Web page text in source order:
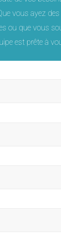
vous ayez
ou que vous
est prête à